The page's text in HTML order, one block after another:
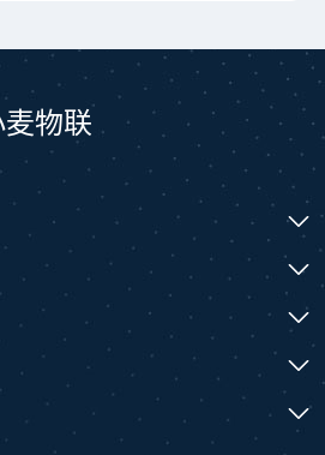
麦物联